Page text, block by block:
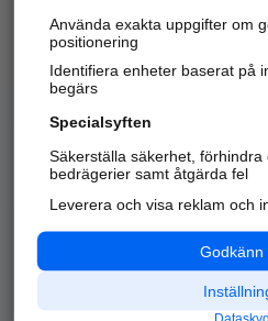
Kom
Alla kategorier
API & Kartor
Använda exakta uppgifter om
positionering
Identifiera enheter baserat på
begärs
Specialsyften
Säkerställa säkerhet, förhindra
bedrägerier samt åtgärda fel
Leverera och visa reklam och
Godkänn